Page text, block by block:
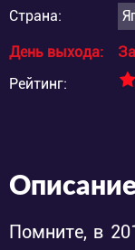
Страна:
День выхода:
Рейтинг:
Помните, в